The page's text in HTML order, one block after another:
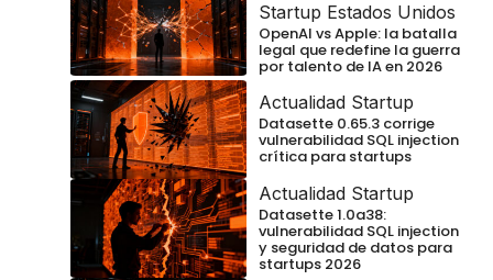
Startup Estados Unidos
OpenAI vs Apple: la batalla
legal que redefine la guerra
por talento de IA en 2026
Actualidad Startup
Datasette 0.65.3 corrige
vulnerabilidad SQL injection
crítica para startups
Actualidad Startup
Datasette 1.0a38:
vulnerabilidad SQL injection
y seguridad de datos para
startups 2026